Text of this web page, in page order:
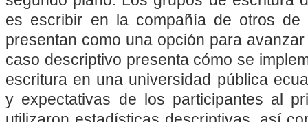
es escribir en la compañía de otros de
presentan como una opción para
caso descriptivo presenta cómo se
escritura en una universidad pública
y expectativas de los participantes al